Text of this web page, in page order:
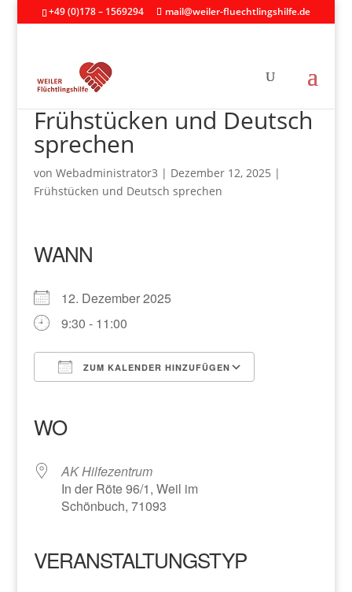
+49 (0)178 – 1569294 mail@weiler-fluechtlingshilfe.de
Frühstücken und Deutsch
sprechen
von Webadministrator3 | Dezember 12, 2025 |
Frühstücken und Deutsch sprechen
WANN
12. Dezember 2025
9:30 - 11:00
ZUM KALENDER HINZUFÜGEN
WO
AK Hilfezentrum
In der Röte 96/1, Weil im
Schönbuch, 71093
VERANSTALTUNGSTYP